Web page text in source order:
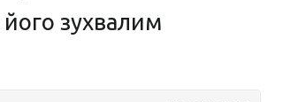
зухвалим